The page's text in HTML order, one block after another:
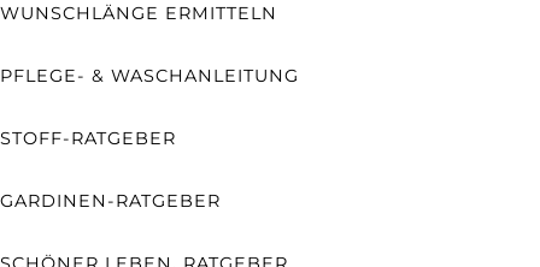
WUNSCHLÄNGE ERMITTELN
PFLEGE- & WASCHANLEITUNG
STOFF-RATGEBER
GARDINEN-RATGEBER